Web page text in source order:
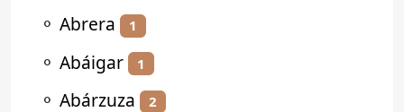
⚬ Abrera 1
⚬ Abáigar 1
⚬ Abárzuza 2